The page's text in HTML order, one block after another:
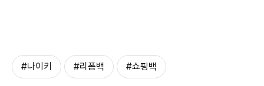
#나이키 #리폼백 #쇼핑백